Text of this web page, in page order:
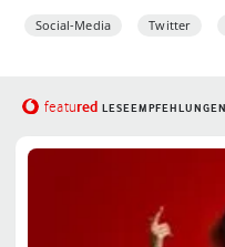
Social-Media Twitter
featured LESEEMPFEHLUNGEN